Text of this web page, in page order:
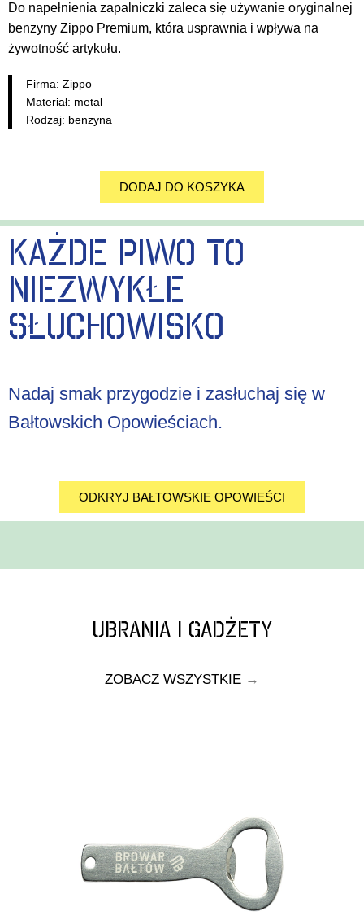
Do napełnienia zapalniczki zaleca się używanie oryginalnej
benzyny Zippo Premium, która usprawnia i wpływa na
żywotność artykułu.
Firma: Zippo
Materiał: metal
Rodzaj: benzyna
DODAJ DO KOSZYKA
KAŻDE PIWO TO
NIEZWYKŁE
SŁUCHOWISKO
Nadaj smak przygodzie i zasłuchaj się w
Bałtowskich Opowieściach.
ODKRYJ BAŁTOWSKIE OPOWIEŚCI
UBRANIA I GADŻETY
ZOBACZ WSZYSTKIE →